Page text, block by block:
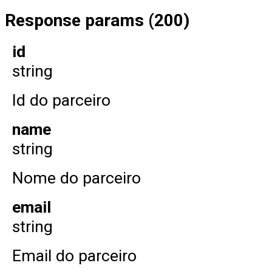
Response params (200)
id
string
Id do parceiro
name
string
Nome do parceiro
email
string
Email do parceiro